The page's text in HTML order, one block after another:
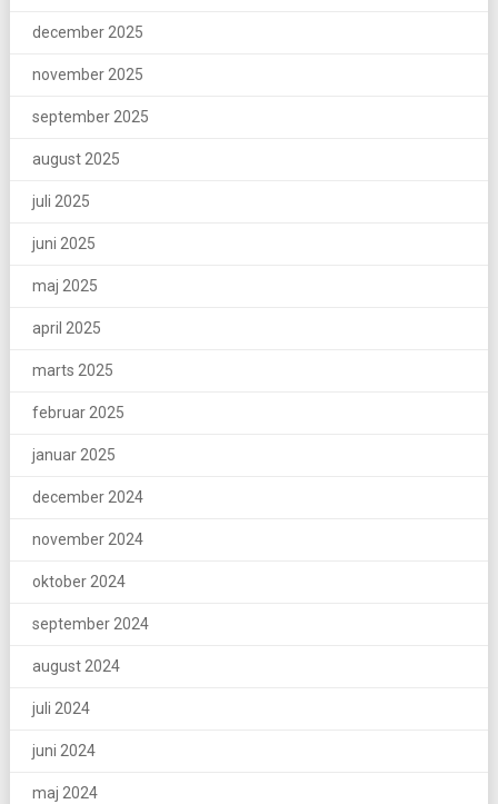
december 2025
november 2025
september 2025
august 2025
juli 2025
juni 2025
maj 2025
april 2025
marts 2025
februar 2025
januar 2025
december 2024
november 2024
oktober 2024
september 2024
august 2024
juli 2024
juni 2024
maj 2024